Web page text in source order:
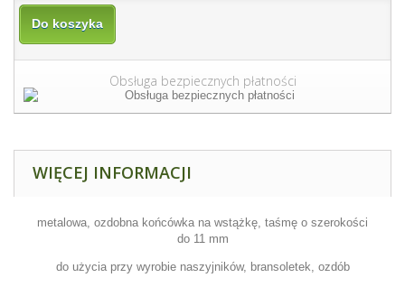
Do koszyka
Obsługa bezpiecznych płatności
WIĘCEJ INFORMACJI
metalowa, ozdobna końcówka na wstążkę, taśmę o szerokości
do 11 mm
do użycia przy wyrobie naszyjników, bransoletek, ozdób